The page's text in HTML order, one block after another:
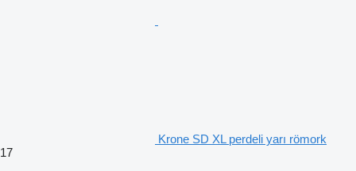
Krone SD XL perdeli yarı römork
17